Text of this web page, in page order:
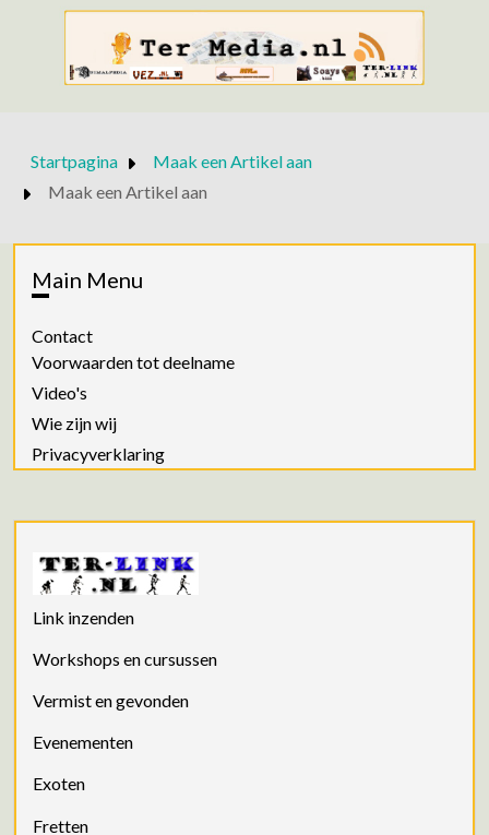
Startpagina
Maak een Artikel aan
Maak een Artikel aan
Main Menu
Contact
Voorwaarden tot deelname
Video's
Wie zijn wij
Privacyverklaring
Link inzenden
Workshops en cursussen
Vermist en gevonden
Evenementen
Exoten
Fretten